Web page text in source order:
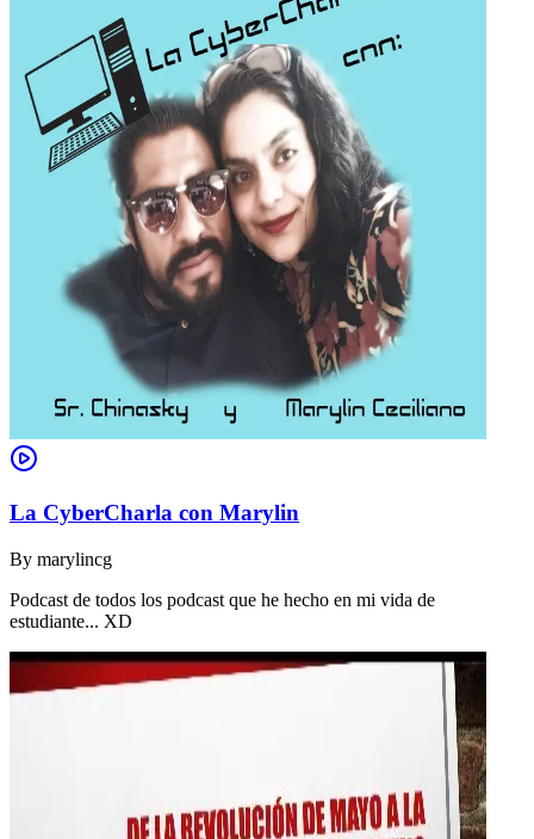
La CyberCharla con Marylin
By marylincg
Podcast de todos los podcast que he hecho en mi vida de
estudiante... XD